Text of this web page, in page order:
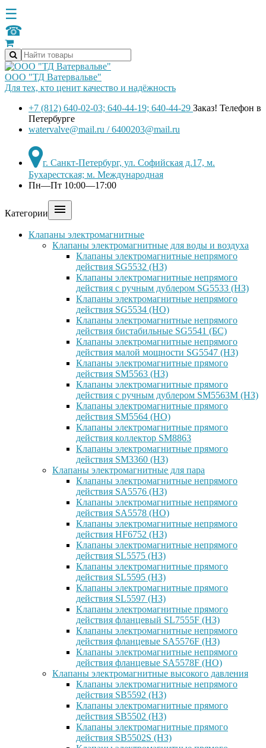
☰
☎
ООО "ТД Ватервальве"
Для тех, кто ценит качество и надёжность
+7 (812) 640-02-03; 640-44-19; 640-44-29 Заказ! Телефон в
Петербурге
watervalve@mail.ru / 6400203@mail.ru
г. Санкт-Петербург, ул. Софийская д.17, м.
Бухарестская; м. Международная
Пн—Пт 10:00—17:00
Категории 
Клапаны электромагнитные
Клапаны электромагнитные для воды и воздуха
Клапаны электромагнитные непрямого
действия SG5532 (НЗ)
Клапаны электромагнитные непрямого
действия с ручным дублером SG5533 (НЗ)
Клапаны электромагнитные непрямого
действия SG5534 (НО)
Клапаны электромагнитные непрямого
действия бистабильные SG5541 (БС)
Клапаны электромагнитные непрямого
действия малой мощности SG5547 (НЗ)
Клапаны электромагнитные прямого
действия SM5563 (НЗ)
Клапаны электромагнитные прямого
действия с ручным дублером SM5563M (НЗ)
Клапаны электромагнитные прямого
действия SM5564 (НО)
Клапаны электромагнитные прямого
дейcтвия коллектор SM8863
Клапаны электромагнитные прямого
действия SM3360 (НЗ)
Клапаны электромагнитные для пара
Клапаны электромагнитные непрямого
действия SA5576 (НЗ)
Клапаны электромагнитные непрямого
действия SA5578 (НО)
Клапаны электромагнитные непрямого
действия HF6752 (НЗ)
Клапаны электромагнитные непрямого
действия SL5575 (НЗ)
Клапаны электромагнитные прямого
действия SL5595 (НЗ)
Клапаны электромагнитные прямого
действия SL5597 (НЗ)
Клапаны электромагнитные прямого
действия фланцевый SL7555F (НЗ)
Клапаны электромагнитные непрямого
действия фланцевые SA5576F (НЗ)
Клапаны электромагнитные непрямого
действия фланцевые SA5578F (НО)
Клапаны электромагнитные высокого давления
Клапаны электромагнитные непрямого
действия SB5592 (НЗ)
Клапаны электромагнитные прямого
действия SB5502 (НЗ)
Клапаны электромагнитные прямого
действия SB5502S (НЗ)